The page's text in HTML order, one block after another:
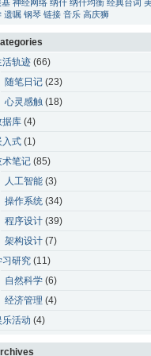
基 神经网络 纳什 纳什均衡 经典台词
遗嘱 钢琴 链接 音乐 高庆狮
活轨迹 (66)
随笔日记 (23)
心灵感触 (18)
据库 (4)
入式 (1)
术笔记 (85)
人工智能 (3)
操作系统 (34)
程序设计 (39)
架构设计 (7)
习研究 (11)
自然科学 (6)
经济管理 (4)
乐活动 (4)